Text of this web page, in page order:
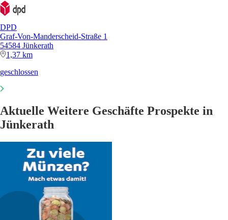
DPD
Graf-Von-Manderscheid-Straße 1
54584 Jünkerath
1,37 km
geschlossen
Aktuelle Weitere Geschäfte Prospekte in
Jünkerath